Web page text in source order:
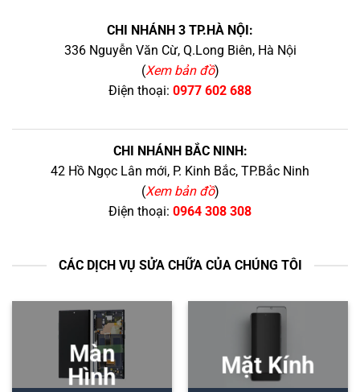
CHI NHÁNH 3 TP.HÀ NỘI:
336 Nguyễn Văn Cừ, Q.Long Biên, Hà Nội
(Xem bản đồ)
Điện thoại: 0977 602 688
CHI NHÁNH BẮC NINH:
42 Hồ Ngọc Lân mới, P. Kinh Bắc, TP.Bắc Ninh
(Xem bản đồ)
Điện thoại: 0964 308 308
CÁC DỊCH VỤ SỬA CHỮA CỦA CHÚNG TÔI
Màn
Hình
Mặt Kính